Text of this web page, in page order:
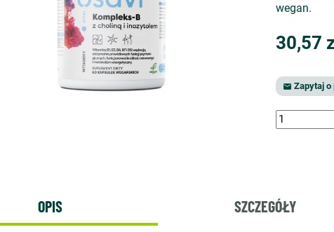
wegan.
30,57
 Zapytaj o
OPIS SZCZEGÓŁY